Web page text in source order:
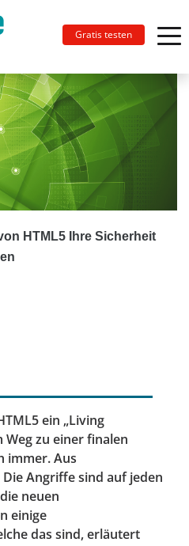
Gratis testen
HTML5 Ihre Sicherheit
ein „Living
Weg zu einer finalen
immer. Aus
Angriffe sind auf jeden
neuen
einige
das sind, erläutert